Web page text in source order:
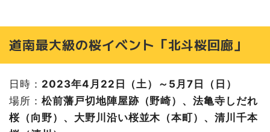
道南最大級の桜イベント「北斗桜回廊」
日時： 2023年4月22日（土）～5月7日（日）
場所： 松前藩戸切地陣屋跡（野崎）、法亀寺しだれ
桜（向野）、大野川沿い桜並木（本町）、清川千本